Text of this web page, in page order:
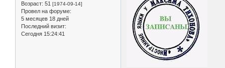
Возраст: 51 [1974-09-14]
Провел на форуме:
5 месяцев 18 дней
Последний визит:
Сегодня 15:24:41